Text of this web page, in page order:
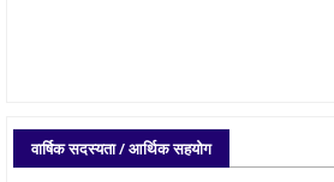
वार्षिक सदस्यता / आर्थिक सहयोग